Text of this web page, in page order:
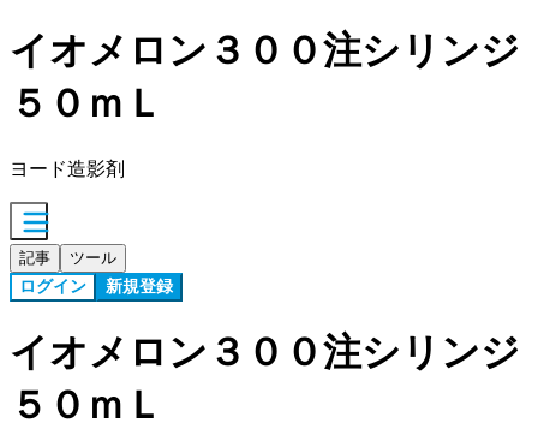
イオメロン３００注シリンジ
５０ｍＬ
ヨード造影剤
記事 ツール
ログイン 新規登録
イオメロン３００注シリンジ
５０ｍＬ